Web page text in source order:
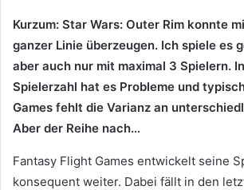
Kurzum: Star Wars: Outer Rim konnte
ganzer Linie überzeugen. Ich spiele es
aber auch nur mit maximal 3 Spielern.
Spielerzahl hat es Probleme und
Games fehlt die Varianz an
Aber der Reihe nach…
Fantasy Flight Games entwickelt seine
konsequent weiter. Dabei fällt in den